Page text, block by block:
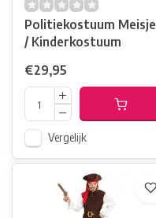
Politiekostuum Meisje
/ Kinderkostuum
€29,95
Vergelijk